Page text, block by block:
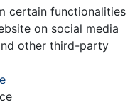
certain functionalities
on social media
other third-party